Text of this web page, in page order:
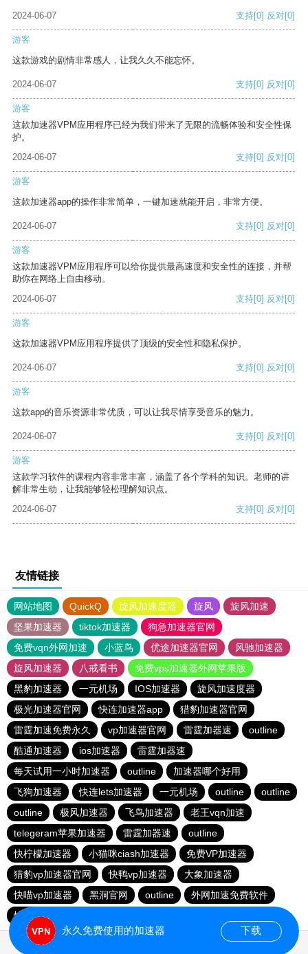
2024-06-07 支持[0] 反对[0]
游客
这款游戏的剧情非常感人，让我久久不能忘怀。
2024-06-07 支持[0] 反对[0]
游客
这款加速器VPM应用程序已经为我们带来了无限的流畅体验和安全性保
护。
2024-06-07
支持[0] 反对[0]
游客
这款加速器app的操作非常简单，一键加速就能开启，非常方便。
2024-06-07 支持[0] 反对[0]
游客
这款加速器VPM应用程序可以给你提供最高速度和安全性的连接，并帮
助你在网络上自由移动。
2024-06-07
支持[0] 反对[0]
游客
这款加速器VPM应用程序提供了顶级的安全性和隐私保护。
2024-06-07 支持[0] 反对[0]
游客
这款app的音乐资源非常优质，可以让我尽情享受音乐的魅力。
2024-06-07 支持[0] 反对[0]
游客
这款学习软件的课程内容非常丰富，涵盖了各个学科的知识。老师的讲
解非常生动，让我能够轻松理解知识点。
2024-06-07
支持[0] 反对[0]
友情链接
网站地图 QuickQ 旋风加速度器 旋风
旋风加速
坚果加速器
tiktok加速器
狗急加速器官网
免费vqn外网加速
小蓝鸟 优途加速器官网
风驰加速器
旋风加速器
八戒看书
免费vps加速器外网苹果版
黑豹加速器
一元机场 IOS加速器
旋风加速度器
极光加速器官网
快连加速器app
猎豹加速器官网
雷霆加速免费永久
vp加速器官网 雷霆加器速
outline
酷通加速器
ios加速器
雷霆加器速
每天试用一小时加速器
outline
加速器哪个好用
飞狗加速器
快连lets加速器 一元机场 outline
outline
outline
极风加速器 飞鸟加速器
老王vqn加速
telegeram苹果加速器
雷霆加器速
outline
快柠檬加速器
小猫咪ciash加速器
免费VP加速器
猎豹vp加速器官网
快鸭vp加速器
大象加速器
快喵vp加速器
黑洞官网 outline
外网加速免费软件
快连加速器app
永久免费使用的加速器 下载